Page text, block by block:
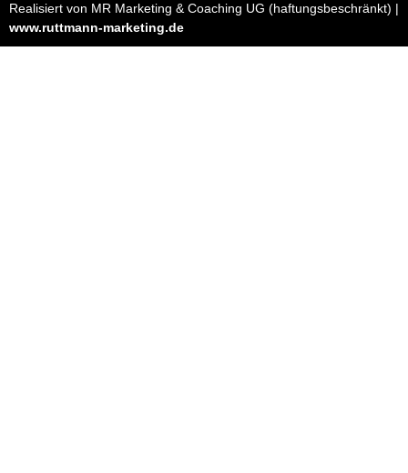
Realisiert von MR Marketing & Coaching UG (haftungsbeschränkt) |
www.ruttmann-marketing.de